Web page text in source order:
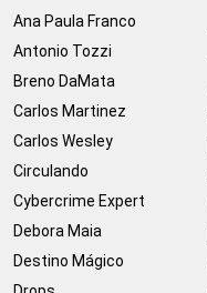
Ana Paula Franco
Antonio Tozzi
Breno DaMata
Carlos Martinez
Carlos Wesley
Circulando
Cybercrime Expert
Debora Maia
Destino Mágico